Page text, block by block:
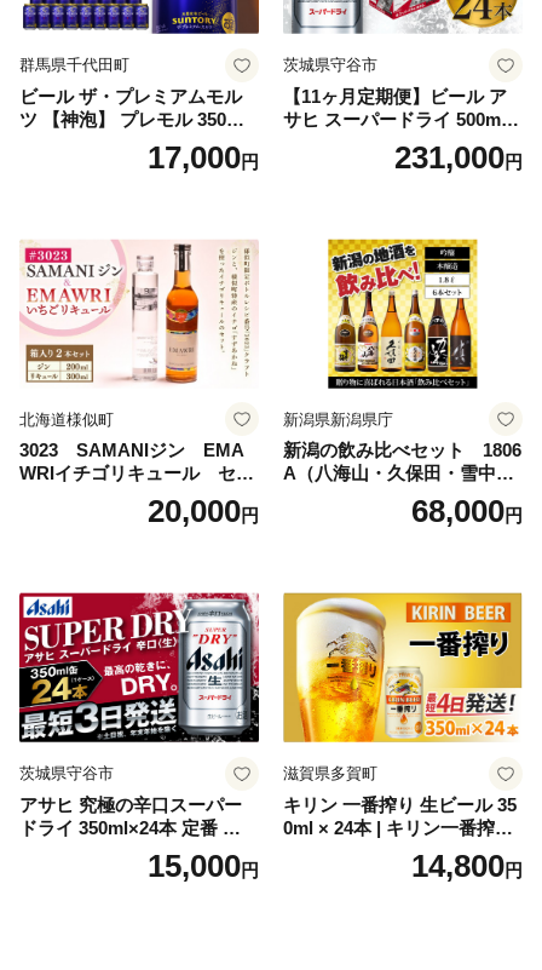
群馬県千代田町
ビール ザ・プレミアムモル
ツ 【神泡】 プレモル 350ml
× 24本 サントリー〈天然水の
ビール工場〉群馬※沖縄・離
17,000円
茨城県守谷市
【11ヶ月定期便】ビール ア
サヒ スーパードライ 500ml 2
4本 1ケース×11ヶ月 | アサヒ
ビール 究極の辛口 酒 お酒 ア
uper dry 11回 缶ビール 缶 ギ
フト 内祝い 茨城県守谷市 送
料無料
231,000円
北海道様似町
3023 SAMANIジン EMA
WRIイチゴリキュール セッ
ト（箱入り）【大人の味 酒
お酒 洋酒 スピリッツ クラフ
セット 詰め合わせ カクテル
ソーダ割り アルコール ロッ
ク ソーダ ジントニック 】
20,000円
新潟県新潟県庁
新潟の飲み比べセット 1806
A（八海山・久保田・雪中
梅・越乃寒梅・かたふね・千
68,000円
茨城県守谷市
アサヒ 究極の辛口スーパー
ドライ 350ml×24本 定番 ビー
ル 缶ビール 酒 お酒 アルコー
15,000円
滋賀県多賀町
キリン 一番搾り 生ビール 35
0ml × 24本 | キリン一番搾り
キリンビール 一番搾り ビー
ル 24缶 きりんいちばんしぼ
14,800円